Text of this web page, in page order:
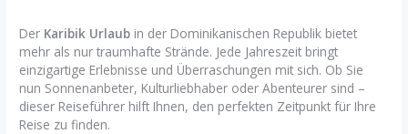
Der Karibik Urlaub in der Dominikanischen Republik bietet
mehr als nur traumhafte Strände. Jede Jahreszeit bringt
einzigartige Erlebnisse und Überraschungen mit sich. Ob Sie
nun Sonnenanbeter, Kulturliebhaber oder Abenteurer sind –
dieser Reiseführer hilft Ihnen, den perfekten Zeitpunkt für Ihre
Reise zu finden.